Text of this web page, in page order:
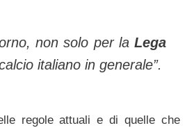
non solo per la Lega
italiano in generale”.
regole attuali e di quelle che